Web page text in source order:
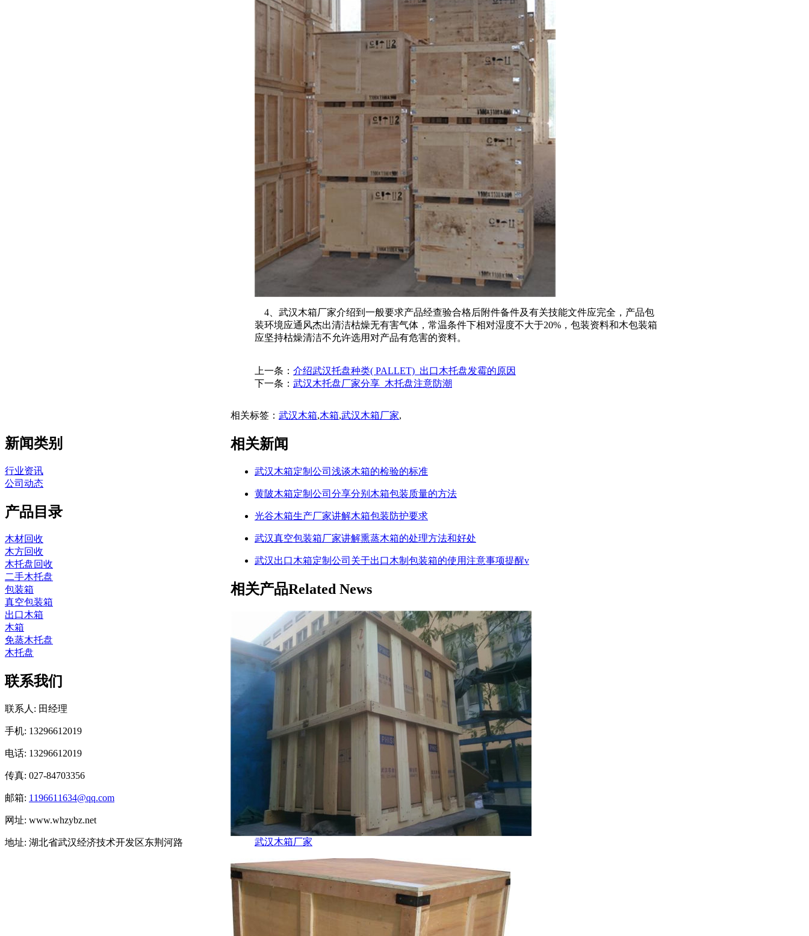
新闻类别
行业资讯
公司动态
产品目录
木材回收
木方回收
木托盘回收
二手木托盘
包装箱
真空包装箱
出口木箱
木箱
免蒸木托盘
木托盘
联系我们
联系人: 田经理
手机: 13296612019
电话: 13296612019
传真: 027-84703356
邮箱: 1196611634@qq.com
网址: www.whzybz.net
地址: 湖北省武汉经济技术开发区东荆河路
4、武汉木箱厂家介绍到一般要求产品经查验合格后附件备件及有关技能文件应完全，产品包
装环境应通风杰出清洁枯燥无有害气体，常温条件下相对湿度不大于20%，包装资料和木包装箱
应坚持枯燥清洁不允许选用对产品有危害的资料。
上一条： 介绍武汉托盘种类( PALLET)_出口木托盘发霉的原因
下一条： 武汉木托盘厂家分享_木托盘注意防潮
相关标签： 武汉木箱,木箱,武汉木箱厂家,
相关新闻
武汉木箱定制公司浅谈木箱的检验的标准
黄陂木箱定制公司分享分别木箱包装质量的方法
光谷木箱生产厂家讲解木箱包装防护要求
武汉真空包装箱厂家讲解熏蒸木箱的处理方法和好处
武汉出口木箱定制公司关于出口木制包装箱的使用注意事项提醒v
相关产品Related News
武汉木箱厂家